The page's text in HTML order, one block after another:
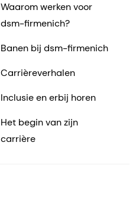
Waarom werken voor
dsm-firmenich?
Banen bij dsm-firmenich
Carrièreverhalen
Inclusie en erbij horen
Het begin van zijn
carrière